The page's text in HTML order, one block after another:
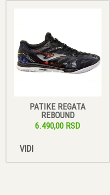
PATIKE REGATA
REBOUND
6.490,00 RSD
VIDI